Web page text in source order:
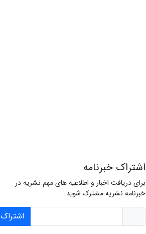
اشتراک خبرنامه
برای دریافت اخبار و اطلاعیه های مهم نشریه در
خبرنامه نشریه مشترک شوید.
اشتراک